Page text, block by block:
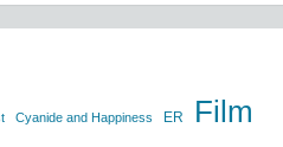
Cyanide and Happiness ER Film